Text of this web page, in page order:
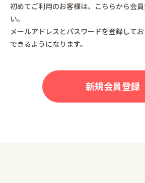
初めてご利用のお客様は、こちらから会
い。
メールアドレスとパスワードを登録して
できるようになります。